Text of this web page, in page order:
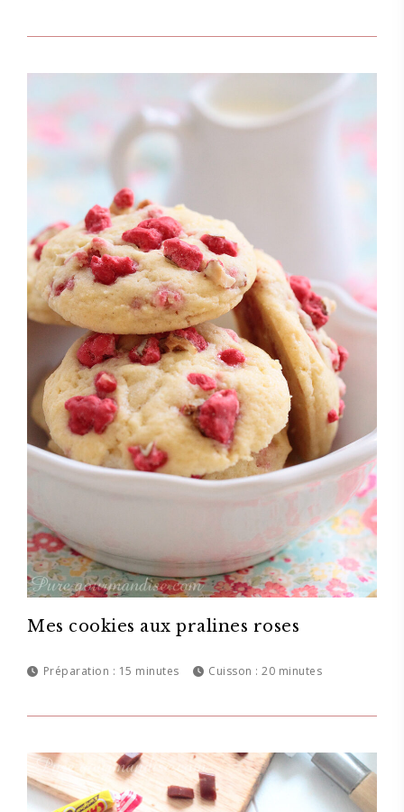
Mes cookies aux pralines roses
Préparation : 15 minutes Cuisson : 20 minutes